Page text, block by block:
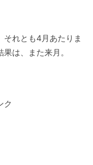
れとも4月あたりま
は、また来月。
ク